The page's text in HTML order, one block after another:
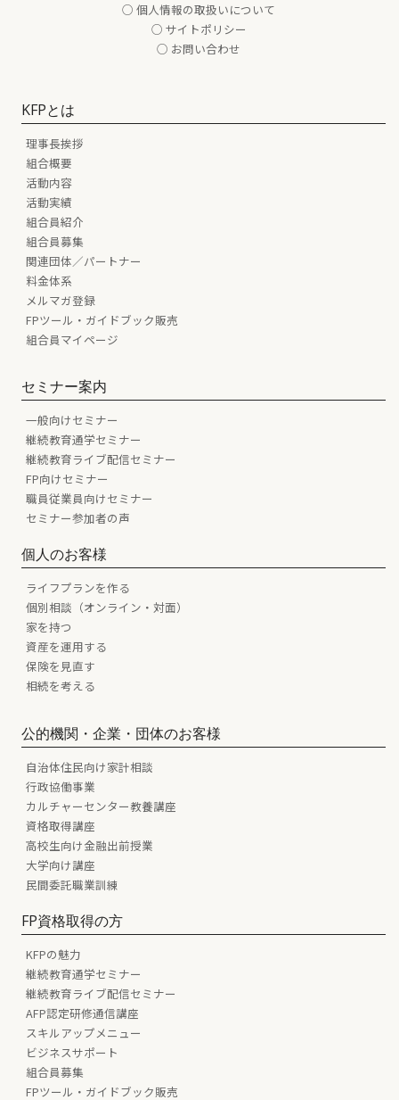
○ 個人情報の取扱いについて
○ サイトポリシー
○ お問い合わせ
KFPとは
理事長挨拶
組合概要
活動内容
活動実績
組合員紹介
組合員募集
関連団体／パートナー
料金体系
メルマガ登録
FPツール・ガイドブック販売
組合員マイページ
セミナー案内
一般向けセミナー
継続教育通学セミナー
継続教育ライブ配信セミナー
FP向けセミナー
職員従業員向けセミナー
セミナー参加者の声
個人のお客様
ライフプランを作る
個別相談（オンライン・対面）
家を持つ
資産を運用する
保険を見直す
相続を考える
公的機関・企業・団体のお客様
自治体住民向け家計相談
行政協働事業
カルチャーセンター教養講座
資格取得講座
高校生向け金融出前授業
大学向け講座
民間委託職業訓練
FP資格取得の方
KFPの魅力
継続教育通学セミナー
継続教育ライブ配信セミナー
AFP認定研修通信講座
スキルアップメニュー
ビジネスサポート
組合員募集
FPツール・ガイドブック販売